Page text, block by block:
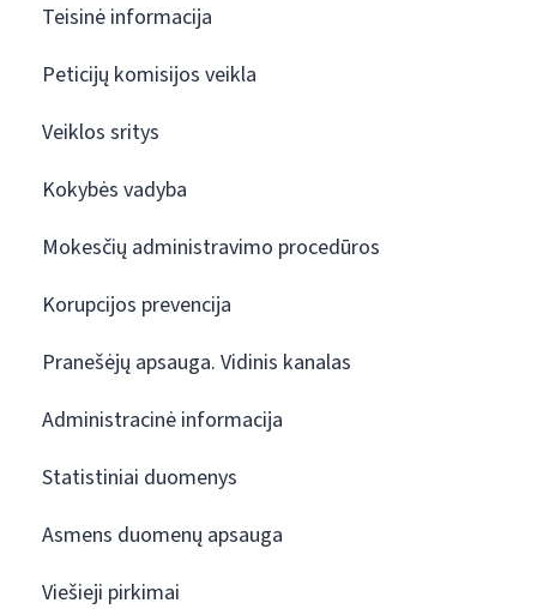
Teisinė informacija
Peticijų komisijos veikla
Veiklos sritys
Kokybės vadyba
Mokesčių administravimo procedūros
Korupcijos prevencija
Pranešėjų apsauga. Vidinis kanalas
Administracinė informacija
Statistiniai duomenys
Asmens duomenų apsauga
Viešieji pirkimai